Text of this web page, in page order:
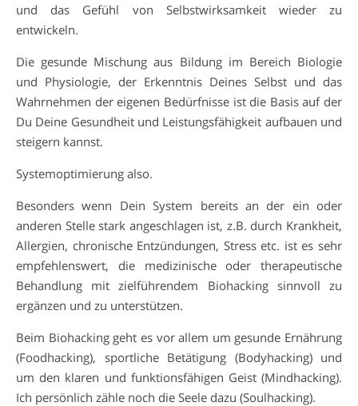
und das Gefühl von Selbstwirksamkeit wieder zu
entwickeln.
Die gesunde Mischung aus Bildung im Bereich Biologie
und Physiologie, der Erkenntnis Deines Selbst und das
Wahrnehmen der eigenen Bedürfnisse ist die Basis auf der
Du Deine Gesundheit und Leistungsfähigkeit aufbauen und
steigern kannst.
Systemoptimierung also.
Besonders wenn Dein System bereits an der ein oder
anderen Stelle stark angeschlagen ist, z.B. durch Krankheit,
Allergien, chronische Entzündungen, Stress etc. ist es sehr
empfehlenswert, die medizinische oder therapeutische
Behandlung mit zielführendem Biohacking sinnvoll zu
ergänzen und zu unterstützen.
Beim Biohacking geht es vor allem um gesunde Ernährung
(Foodhacking), sportliche Betätigung (Bodyhacking) und
um den klaren und funktionsfähigen Geist (Mindhacking).
Ich persönlich zähle noch die Seele dazu (Soulhacking).